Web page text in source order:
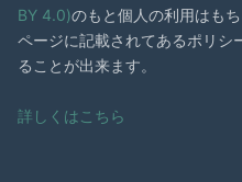
BY 4.0)のもと個人の利用はも
ページに記載されてあるポリシ
ることが出来ます。
詳しくはこちら